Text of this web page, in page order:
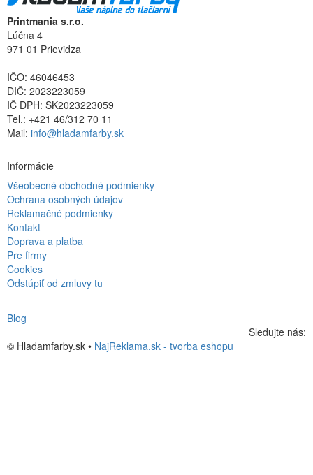
Printmania s.r.o.
Lúčna 4
971 01 Prievidza
IČO: 46046453
DIČ: 2023223059
IČ DPH: SK2023223059
Tel.: +421 46/312 70 11
Mail: info@hladamfarby.sk
Informácie
Všeobecné obchodné podmienky
Ochrana osobných údajov
Reklamačné podmienky
Kontakt
Doprava a platba
Pre firmy
Cookies
Odstúpiť od zmluvy tu
Blog
Sledujte nás:
© Hladamfarby.sk • NajReklama.sk - tvorba eshopu